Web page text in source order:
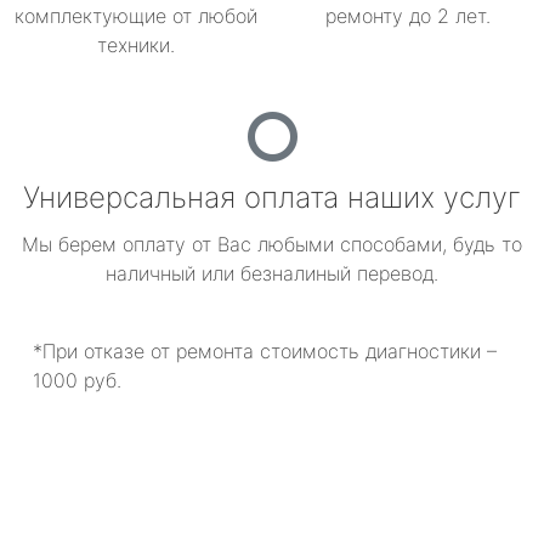
комплектующие от любой
техники.
ремонту до 2 лет.
Универсальная оплата наших услуг
Мы берем оплату от Вас любыми способами, будь то
наличный или безналиный перевод.
*При отказе от ремонта стоимость диагностики –
1000 руб.